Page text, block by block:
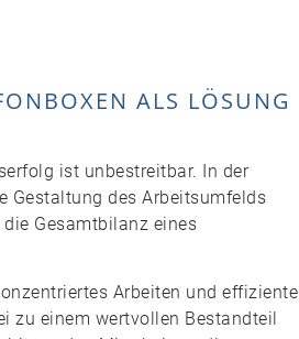
ALS LÖSUNG
ist unbestreitbar. In der
Gestaltung des Arbeitsumfelds
Gesamtbilanz eines
Arbeiten und effiziente
zu einem wertvollen Bestandteil